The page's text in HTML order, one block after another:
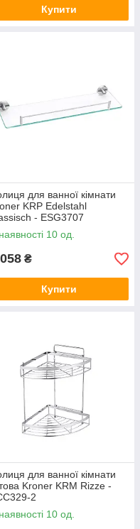
Купити
для ванної кімнати
KRP Edelstahl
- ESG3707
10 од.
₴
Купити
для ванної кімнати
Kroner KRM Rizze -
2
10 од.